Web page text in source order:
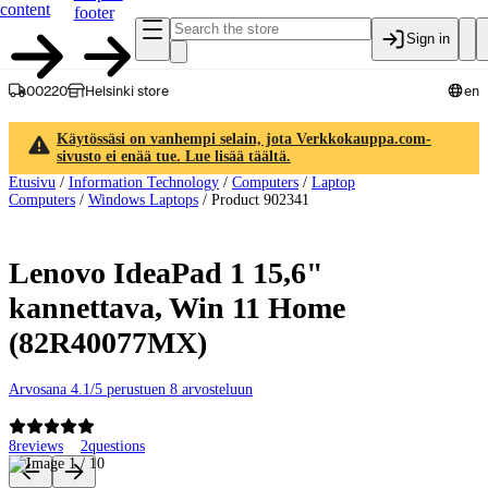
content
footer
Sign in
00220 Helsinki store en
Käytössäsi on vanhempi selain, jota Verkkokauppa.com-
sivusto ei enää tue. Lue lisää täältä.
Etusivu / Information Technology / Computers / Laptop
Computers / Windows Laptops / Product 902341
Lenovo IdeaPad 1 15,6"
kannettava, Win 11 Home
(82R40077MX)
Arvosana 4.1/5 perustuen 8 arvosteluun
8reviews 2questions